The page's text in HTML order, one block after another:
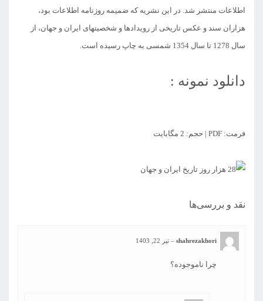
اطلاعات منتشر شد. در این نشریه که ضمیمه روزنامه اطلاعات بود،
هزاران سند و عکس تاریخی از رویدادها و شخصیتهای ایران و جهان، از
سال 1278 تا سال 1354 شمسی به چاپ رسیده است.
دانلود نمونه :
فرمت: PDF | حجم: 2 مگابایت
نقد و بررسی‌ها
shahrezakhori
– تیر 22, 1403
چرا ناموجوده؟